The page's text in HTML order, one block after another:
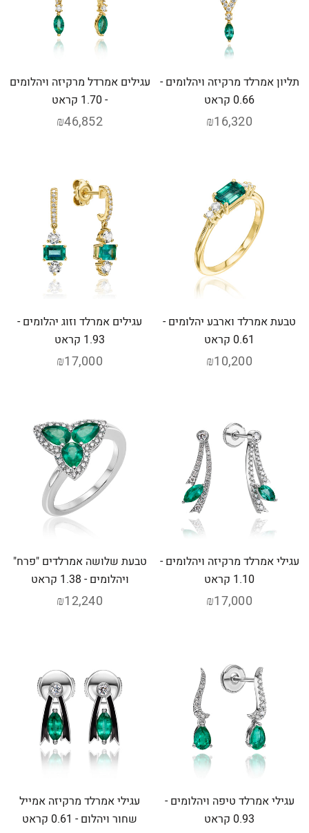
תליון אמרלד מרקיזה ויהלומים -
0.66 קראט
₪16,320
עגילים אמרדל מרקיזה ויהלומים
- 1.70 קראט
₪46,852
טבעת אמרלד וארבע יהלומים -
0.61 קראט
₪10,200
עגילים אמרלד וזוג יהלומים -
1.93 קראט
₪17,000
עגילי אמרלד מרקיזה ויהלומים -
1.10 קראט
₪17,000
טבעת שלושה אמרלדים "פרח"
ויהלומים - 1.38 קראט
₪12,240
עגילי אמרלד טיפה ויהלומים -
0.93 קראט
עגילי אמרלד מרקיזה אמייל
שחור ויהלום - 0.61 קראט